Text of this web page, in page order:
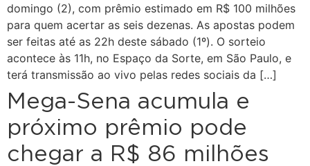
domingo (2), com prêmio estimado em R$ 100 milhões
para quem acertar as seis dezenas. As apostas podem
ser feitas até as 22h deste sábado (1º). O sorteio
acontece às 11h, no Espaço da Sorte, em São Paulo, e
terá transmissão ao vivo pelas redes sociais da […]
Mega-Sena acumula e
próximo prêmio pode
chegar a R$ 86 milhões